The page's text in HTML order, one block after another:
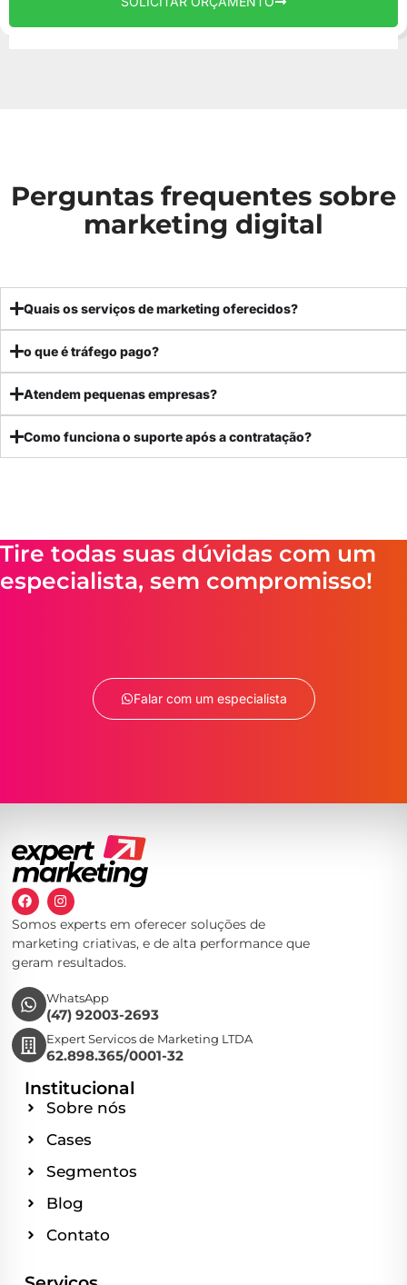
Perguntas frequentes sobre
marketing digital
Quais os serviços de marketing oferecidos?
o que é tráfego pago?
Atendem pequenas empresas?
Como funciona o suporte após a contratação?
Tire todas suas dúvidas com um
especialista, sem compromisso!
Falar com um especialista
Somos experts em oferecer soluções de
marketing criativas, e de alta performance que
geram resultados.
WhatsApp
(47) 92003-2693
Expert Servicos de Marketing LTDA
62.898.365/0001-32
Institucional
Sobre nós
Cases
Segmentos
Blog
Contato